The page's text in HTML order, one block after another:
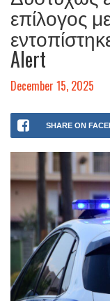
επίλογος
Alert
December 15, 2025
SHARE ON